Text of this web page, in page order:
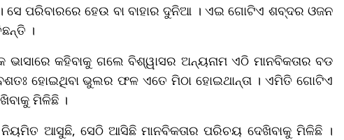
ସେ ପରିବାରରେ ହେଉ ବା ବାହାର ଦୁନିଆ । ଏଇ ଗୋଟିଏ ଶବ୍ଦର ଓଜନ
।
କହିବାକୁ ଗଲେ ବିଶ୍ୱାସର ଅନ୍ୟନାମ ଏଠି ମାନବିକତାର ବଡ
ହୋଇଥିବା ଭୁଲର ଫଳ ଏତେ ମିଠା ହୋଇଥାନ୍ତା । ଏମିତି ଗୋଟିଏ
ମିଳିଛି ।
ଆସୁଛି, ସେଠି ଆସିଛି ମାନବିକତାର ପରିଚୟ ଦେଖିବାକୁ ମିଳିଛି ।